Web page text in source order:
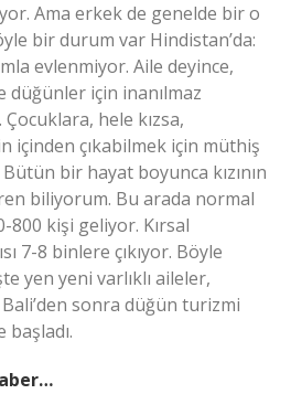
Ama erkek de genelde bir o
bir durum var Hindistan’da:
evlenmiyor. Aile deyince,
için inanılmaz
hele kızsa,
içinden çıkabilmek için müthiş
bir hayat boyunca kızının
biliyorum. Bu arada normal
kişi geliyor. Kırsal
7-8 binlere çıkıyor. Böyle
yen yeni varlıklı aileler,
sonra düğün turizmi
başladı.